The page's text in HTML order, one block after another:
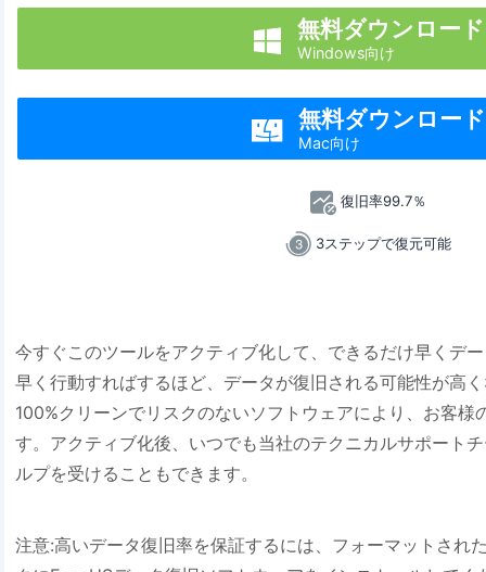
 無料ダウンロード
Windows向け
 無料ダウンロード
Mac向け
復旧率99.7％
3ステップで復元可能
今すぐこのツールをアクティブ化して、できるだけ早くデ
早く行動すればするほど、データが復旧される可能性が高
100%クリーンでリスクのないソフトウェアにより、お客様
す。アクティブ化後、いつでも当社のテクニカルサポート
ルプを受けることもできます。
注意:高いデータ復旧率を保証するには、フォーマットされ